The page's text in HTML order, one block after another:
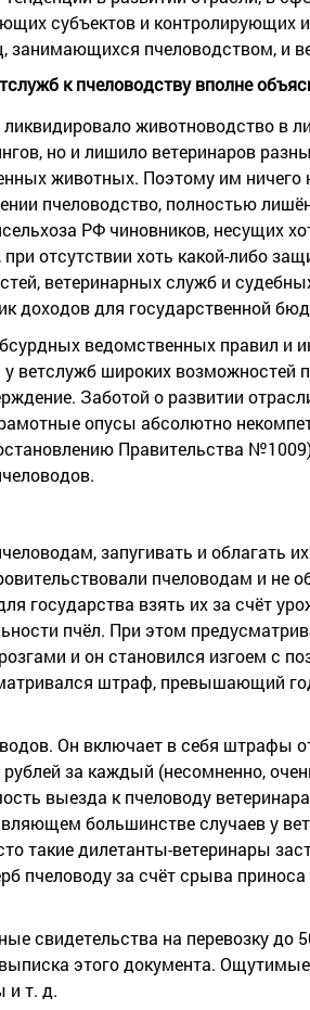
субъектов и контролирующих
занимающихся пчеловодством, и
к пчеловодству вполне
животноводство в
но и лишило ветеринаров
животных. Поэтому им ничего
пчеловодство, полностью
РФ чиновников, несущих
отсутствии хоть какой-либо
ветеринарных служб и
доходов для государственной
ведомственных правил и
ветслужб широких возможностей
Заботой о развитии
опусы абсолютно
Правительства
запугивать и облагать
пчеловодам и не
государства взять их за счёт
пчёл. При этом
и он становился изгоем с
штраф, превышающий
Он включает в себя штрафы
за каждый (несомненно,
выезда к пчеловоду
большинстве случаев у
такие дилетанты-ветеринары
пчеловоду за счёт срыва приноса
свидетельства на перевозку до
этого документа.
и т. д.